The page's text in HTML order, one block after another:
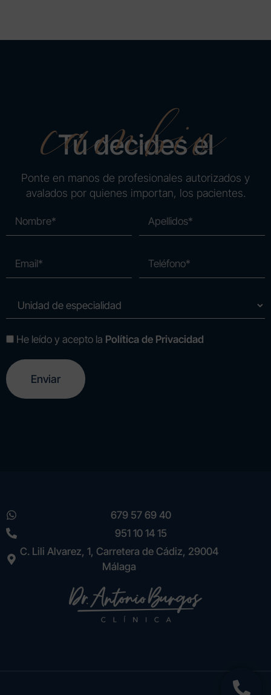
Tú decides el
cambio
Ponte en manos de profesionales autorizados y
avalados por quienes importan, los pacientes.
He leído y acepto la Política de Privacidad
679 57 69 40
951 10 14 15
C. Lili Alvarez, 1, Carretera de Cádiz, 29004
Málaga